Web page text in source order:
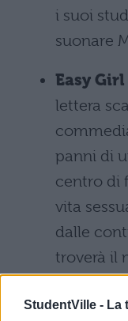
StudentVille - La
i suoi
suonare
Easy Girl
lettera
panni di
centro di
vita
dalle
troverà il